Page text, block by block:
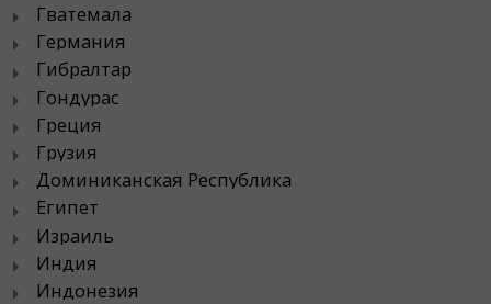
Гватемала
Германия
Гибралтар
Гондурас
Греция
Грузия
Доминиканская Республика
Египет
Израиль
Индия
Индонезия